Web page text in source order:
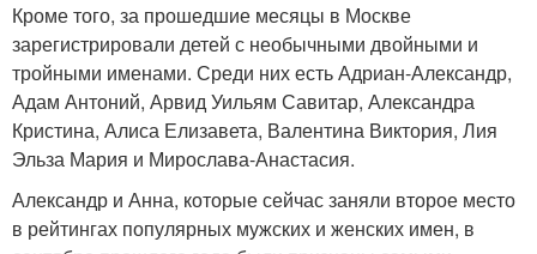
Кроме того, за прошедшие месяцы в Москве
зарегистрировали детей с необычными двойными и
тройными именами. Среди них есть Адриан-Александр,
Адам Антоний, Арвид Уильям Савитар, Александра
Кристина, Алиса Елизавета, Валентина Виктория, Лия
Эльза Мария и Мирослава-Анастасия.
Александр и Анна, которые сейчас заняли второе место
в рейтингах популярных мужских и женских имен, в